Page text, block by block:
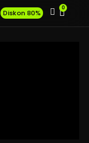
Diskon 80%
0